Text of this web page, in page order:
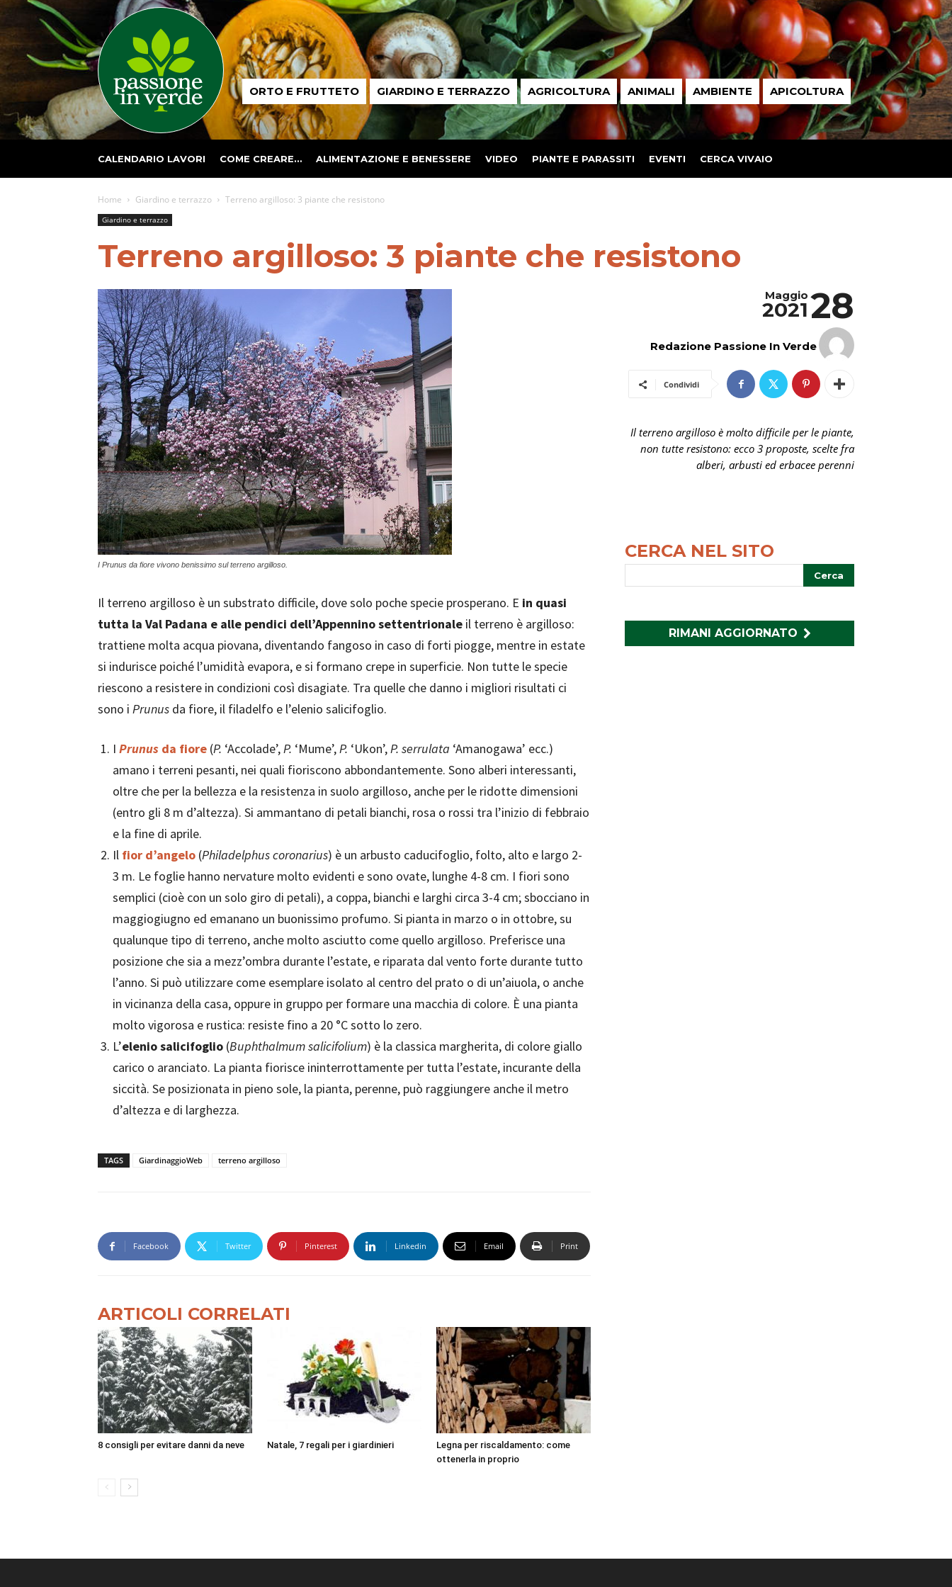
Passione
in ORTO E FRUTTETO GIARDINO E TERRAZZO AGRICOLTURA ANIMALI AMBIENTE APICOLTURA
CALENDARIO LAVORI COME CREARE… ALIMENTAZIONE E BENESSERE VIDEO PIANTE E PARASSITI EVENTI CERCA VIVAIO
Home Giardino e terrazzo Terreno argilloso: 3 piante che resistono
Giardino e terrazzo
Terreno argilloso: 3 piante che resistono
I Prunus da fiore vivono benissimo sul terreno argilloso.
Il terreno argilloso è un substrato difficile, dove solo poche specie prosperano. E in quasi
tutta la Val Padana e alle pendici dell’Appennino settentrionale il terreno è argilloso:
trattiene molta acqua piovana, diventando fangoso in caso di forti piogge, mentre in estate
si indurisce poiché l’umidità evapora, e si formano crepe in superficie. Non tutte le specie
riescono a resistere in condizioni così disagiate. Tra quelle che danno i migliori risultati ci
sono i Prunus da fiore, il filadelfo e l’elenio salicifoglio.
I Prunus da fiore (P. ‘Accolade’,P. ‘Mume’,P. ‘Ukon’,P. serrulata ‘Amanogawa’ ecc.)
amano i terreni pesanti, nei quali fioriscono abbondantemente. Sono alberi interessanti,
oltre che per la bellezza e la resistenza in suolo argilloso, anche per le ridotte dimensioni
(entro gli 8 m d’altezza). Si ammantano di petali bianchi, rosa o rossi tra l’inizio di febbraio
e la fine di aprile.
Il fior d’angelo (Philadelphus coronarius) è un arbusto caducifoglio, folto, alto e largo 2-
3 m. Le foglie hanno nervature molto evidenti e sono ovate, lunghe 4-8 cm. I fiori sono
semplici (cioè con un solo giro di petali), a coppa, bianchi e larghi circa 3-4 cm; sbocciano in
maggiogiugno ed emanano un buonissimo profumo. Si pianta in marzo o in ottobre, su
qualunque tipo di terreno, anche molto asciutto come quello argilloso. Preferisce una
posizione che sia a mezz’ombra durante l’estate, e riparata dal vento forte durante tutto
l’anno. Si può utilizzare come esemplare isolato al centro del prato o di un’aiuola, o anche
in vicinanza della casa, oppure in gruppo per formare una macchia di colore. È una pianta
molto vigorosa e rustica: resiste fino a 20 °C sotto lo zero.
L’elenio salicifoglio (Buphthalmum salicifolium) è la classica margherita, di colore giallo
carico o aranciato. La pianta fiorisce ininterrottamente per tutta l’estate, incurante della
siccità. Se posizionata in pieno sole, la pianta, perenne, può raggiungere anche il metro
d’altezza e di larghezza.
TAGS GiardinaggioWeb terreno argilloso
Facebook Twitter Pinterest Linkedin Email Print
ARTICOLI CORRELATI
8 consigli per evitare danni da neve Natale, 7 regali per i giardinieri
Legna per riscaldamento: come
ottenerla in proprio
28
Maggio
2021
Redazione Passione In Verde
Condividi
Il terreno argilloso è molto difficile per le piante,
non tutte resistono: ecco 3 proposte, scelte fra
alberi, arbusti ed erbacee perenni
CERCA NEL SITO
RIMANI AGGIORNATO